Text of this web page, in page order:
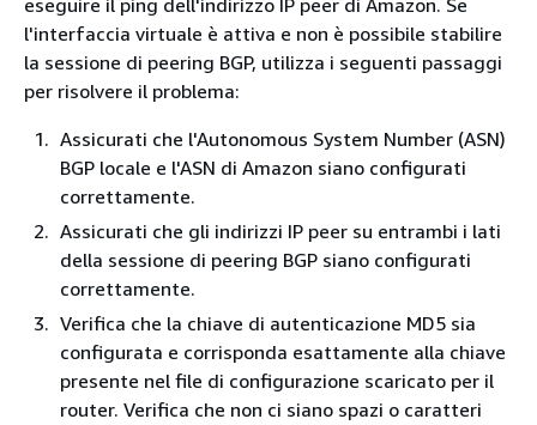
eseguire il ping dell'indirizzo IP peer di Amazon. Se
l'interfaccia virtuale è attiva e non è possibile stabilire
la sessione di peering BGP, utilizza i seguenti passaggi
per risolvere il problema:
Assicurati che l'Autonomous System Number (ASN)
BGP locale e l'ASN di Amazon siano configurati
correttamente.
Assicurati che gli indirizzi IP peer su entrambi i lati
della sessione di peering BGP siano configurati
correttamente.
Verifica che la chiave di autenticazione MD5 sia
configurata e corrisponda esattamente alla chiave
presente nel file di configurazione scaricato per il
router. Verifica che non ci siano spazi o caratteri